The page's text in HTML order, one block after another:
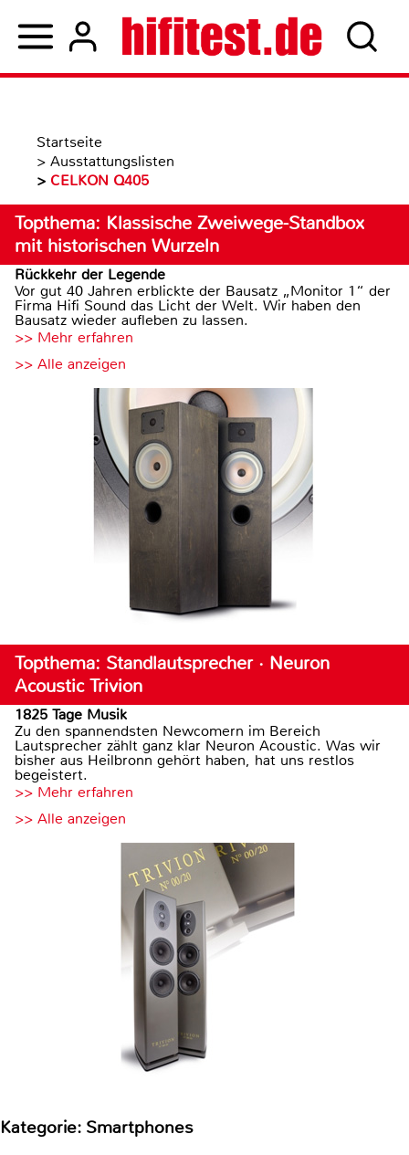
Startseite
> Ausstattungslisten
> CELKON Q405
Topthema: Klassische Zweiwege-Standbox
mit historischen Wurzeln
Rückkehr der Legende
Vor gut 40 Jahren erblickte der Bausatz „Monitor 1“ der
Firma Hifi Sound das Licht der Welt. Wir haben den
Bausatz wieder aufleben zu lassen.
>> Mehr erfahren
>> Alle anzeigen
Topthema: Standlautsprecher · Neuron
Acoustic Trivion
1825 Tage Musik
Zu den spannendsten Newcomern im Bereich
Lautsprecher zählt ganz klar Neuron Acoustic. Was wir
bisher aus Heilbronn gehört haben, hat uns restlos
begeistert.
>> Mehr erfahren
>> Alle anzeigen
Kategorie: Smartphones